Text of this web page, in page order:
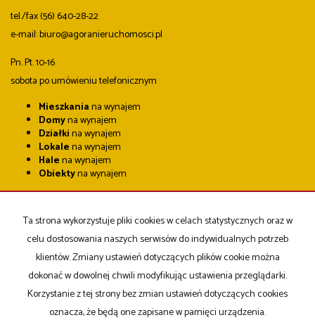
tel./fax (56) 640-28-22
e-mail: biuro@agoranieruchomosci.pl
Pn. Pt. 10-16
sobota po umówieniu telefonicznym
Mieszkaniana wynajem
Domyna wynajem
Działkina wynajem
Lokalena wynajem
Halena wynajem
Obiektyna wynajem
Mieszkaniana sprzedaż
Działkina sprzedaż
Lokalena sprzedaż
Hale na sprzedaż
Obiektyna sprzedaż
Strona główna notatnik Kup Sprzedaj Kontakt
Ta strona wykorzystuje pliki cookies w celach statystycznych oraz w
celu dostosowania naszych serwisów do indywidualnych potrzeb
klientów. Zmiany ustawień dotyczących plików cookie można
dokonać w dowolnej chwili modyfikując ustawienia przeglądarki.
Korzystanie z tej strony bez zmian ustawień dotyczących cookies
oznacza, że będą one zapisane w pamięci urządzenia.